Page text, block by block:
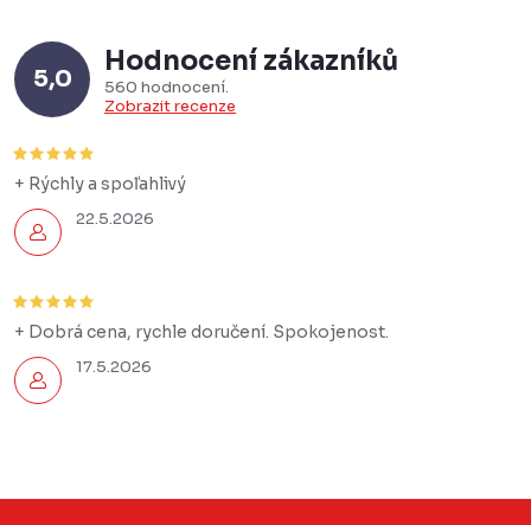
5,0
Hodnocení zákazníků
560 hodnocení
Zobrazit recenze
22.5.2026
+ Rýchly a spoľahlivý
17.5.2026
+ Dobrá cena, rychle doručení. Spokojenost.